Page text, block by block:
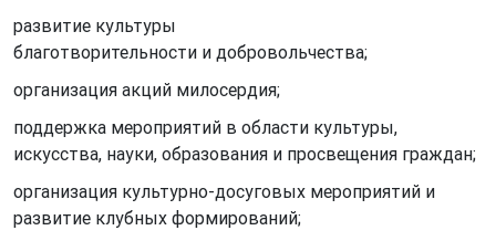
развитие культуры
благотворительности и добровольчества;
организация акций милосердия;
поддержка мероприятий в области культуры,
искусства, науки, образования и просвещения граждан;
организация культурно-досуговых мероприятий и
развитие клубных формирований;